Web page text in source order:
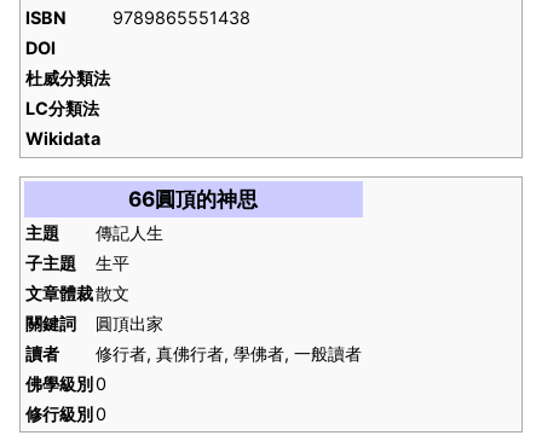
ISBN
9789865551438
DOI
杜威分類法
LC分類法
Wikidata
66圓頂的神思
主題
傳記人生
子主題
生平
文章體裁散文
關鍵詞
圓頂出家
讀者
修行者, 真佛行者, 學佛者, 一般讀者
佛學級別0
修行級別0